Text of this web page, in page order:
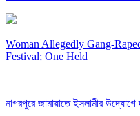
Woman Allegedly Gang-
Festival; One Held
নাগরপুরে জামায়াতে ইসলামীর